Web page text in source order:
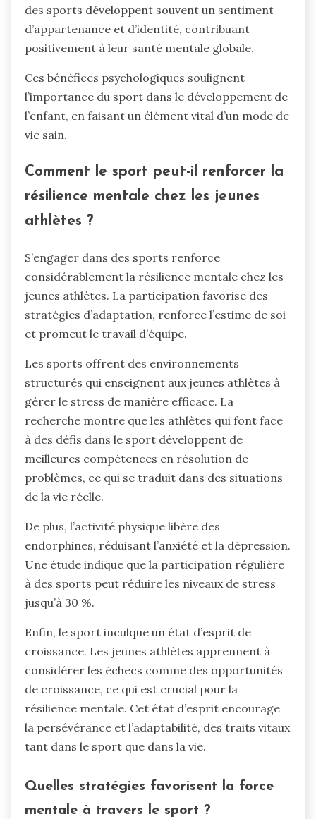
des sports développent souvent un sentiment
d’appartenance et d’identité, contribuant
positivement à leur santé mentale globale.
Ces bénéfices psychologiques soulignent
l’importance du sport dans le développement de
l’enfant, en faisant un élément vital d’un mode de
vie sain.
Comment le sport peut-il renforcer la
résilience mentale chez les jeunes
athlètes ?
S’engager dans des sports renforce
considérablement la résilience mentale chez les
jeunes athlètes. La participation favorise des
stratégies d’adaptation, renforce l’estime de soi
et promeut le travail d’équipe.
Les sports offrent des environnements
structurés qui enseignent aux jeunes athlètes à
gérer le stress de manière efficace. La
recherche montre que les athlètes qui font face
à des défis dans le sport développent de
meilleures compétences en résolution de
problèmes, ce qui se traduit dans des situations
de la vie réelle.
De plus, l’activité physique libère des
endorphines, réduisant l’anxiété et la dépression.
Une étude indique que la participation régulière
à des sports peut réduire les niveaux de stress
jusqu’à 30 %.
Enfin, le sport inculque un état d’esprit de
croissance. Les jeunes athlètes apprennent à
considérer les échecs comme des opportunités
de croissance, ce qui est crucial pour la
résilience mentale. Cet état d’esprit encourage
la persévérance et l’adaptabilité, des traits vitaux
tant dans le sport que dans la vie.
Quelles stratégies favorisent la force
mentale à travers le sport ?